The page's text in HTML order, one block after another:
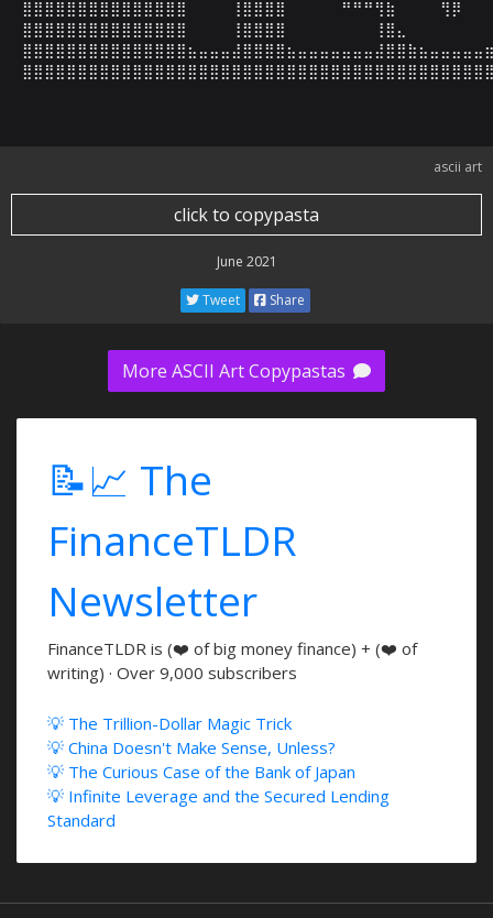
ascii art
click to copypasta
June 2021
Tweet Share
More ASCII Art Copypastas
📝📈 The
FinanceTLDR
Newsletter
FinanceTLDR is (❤️ of big money finance) + (❤️ of
writing) · Over 9,000 subscribers
💡 The Trillion-Dollar Magic Trick
💡 China Doesn't Make Sense, Unless?
💡 The Curious Case of the Bank of Japan
💡 Infinite Leverage and the Secured Lending
Standard